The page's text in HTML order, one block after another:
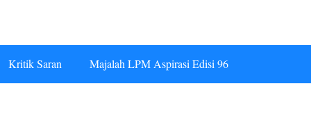
Kritik Saran Majalah LPM Aspirasi Edisi 96